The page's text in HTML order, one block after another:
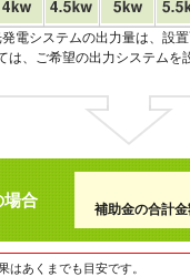
電システムの出力量は、設
は、ご希望の出力システムを
場合 補助金の合
はあくまでも目安です。